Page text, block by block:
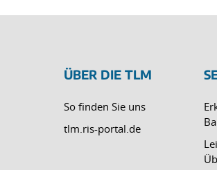
ÜBER DIE TLM
So finden Sie uns
tlm.ris-portal.de